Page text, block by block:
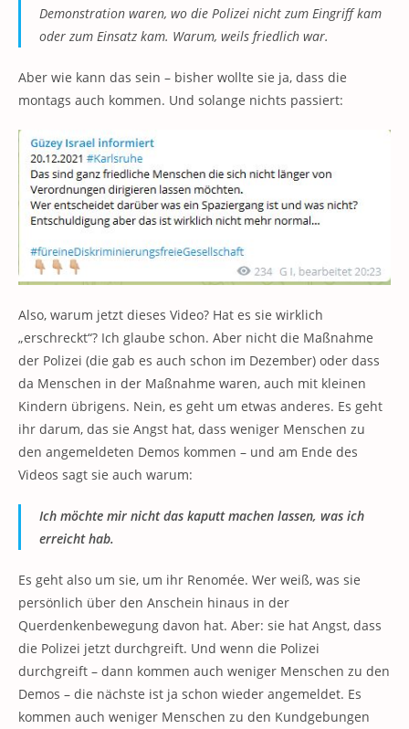
Demonstration waren, wo die Polizei nicht zum Eingriff kam
oder zum Einsatz kam. Warum, weils friedlich war.
Aber wie kann das sein – bisher wollte sie ja, dass die
montags auch kommen. Und solange nichts passiert:
Also, warum jetzt dieses Video? Hat es sie wirklich
„erschreckt“? Ich glaube schon. Aber nicht die Maßnahme
der Polizei (die gab es auch schon im Dezember) oder dass
da Menschen in der Maßnahme waren, auch mit kleinen
Kindern übrigens. Nein, es geht um etwas anderes. Es geht
ihr darum, das sie Angst hat, dass weniger Menschen zu
den angemeldeten Demos kommen – und am Ende des
Videos sagt sie auch warum:
Ich möchte mir nicht das kaputt machen lassen, was ich
erreicht hab.
Es geht also um sie, um ihr Renomée. Wer weiß, was sie
persönlich über den Anschein hinaus in der
Querdenkenbewegung davon hat. Aber: sie hat Angst, dass
die Polizei jetzt durchgreift. Und wenn die Polizei
durchgreift – dann kommen auch weniger Menschen zu den
Demos – die nächste ist ja schon wieder angemeldet. Es
kommen auch weniger Menschen zu den Kundgebungen